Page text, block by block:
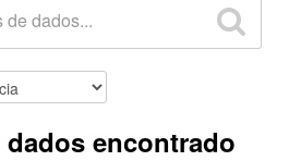
encontrado